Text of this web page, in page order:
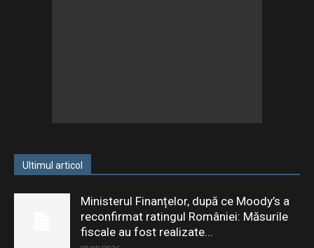
Ultimul articol
Ministerul Finanțelor, după ce Moody’s a
reconfirmat ratingul României: Măsurile
fiscale au fost realizate...